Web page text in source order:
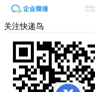
关注快递鸟